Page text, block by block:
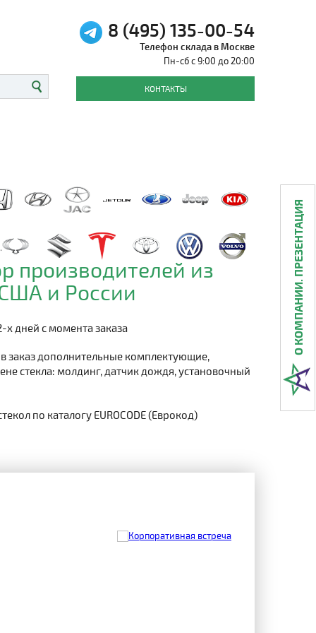
8 (495) 135-00-54
Телефон склада в Москве
Пн-сб с 9:00 до 20:00
КОНТАКТЫ
производителей из
и России
х дней с момента заказа
заказ дополнительные комплектующие,
стекла: молдинг, датчик дождя, установочный
по каталогу EUROCODE (Еврокод)
О КОМПАНИИ. ПРЕЗЕНТАЦИЯ